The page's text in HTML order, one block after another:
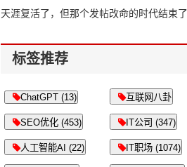
天涯复活了，但那个发帖改命的时代结束了
标签推荐
ChatGPT (13) 互联网八卦
SEO优化 (453) IT公司 (347)
人工智能AI (22) IT职场 (1074)